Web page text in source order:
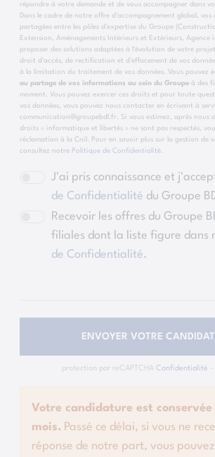
répondre à votre demande et de vous accompagner dans
Dans le cadre de notre offre d'accompagnement global, vos
partagées entre les pôles d'expertise du Groupe
Extension, Aménagements Intérieurs et Extérieurs, Agence
proposer des solutions adaptées à l'évolution de votre
droit d'accès, de rectification et d'effacement de vos
à la limitation du traitement de vos données. Vous pouvez
au partage de vos informations au sein du Groupe à des
moment. Vous pouvez exercer ces droits et pour toute
vos données, vous pouvez nous contacter en écrivant à
communication@groupebdl.fr. Si vous estimez, après nous
droits « informatique et libertés » ne sont pas respectés,
réclamation à la Cnil. Pour en savoir plus sur la gestion de
consultez notre Politique de Confidentialité.
J'ai pris connaissance et
de Confidentialité du Groupe
Recevoir les offres du Groupe
filiales dont la liste figure dans
de Confidentialité.
ENVOYER VOTRE
protection par reCAPTCHA Confidentialité
Votre candidature est
mois. Passé ce délai, si vous ne
réponse de notre part, vous